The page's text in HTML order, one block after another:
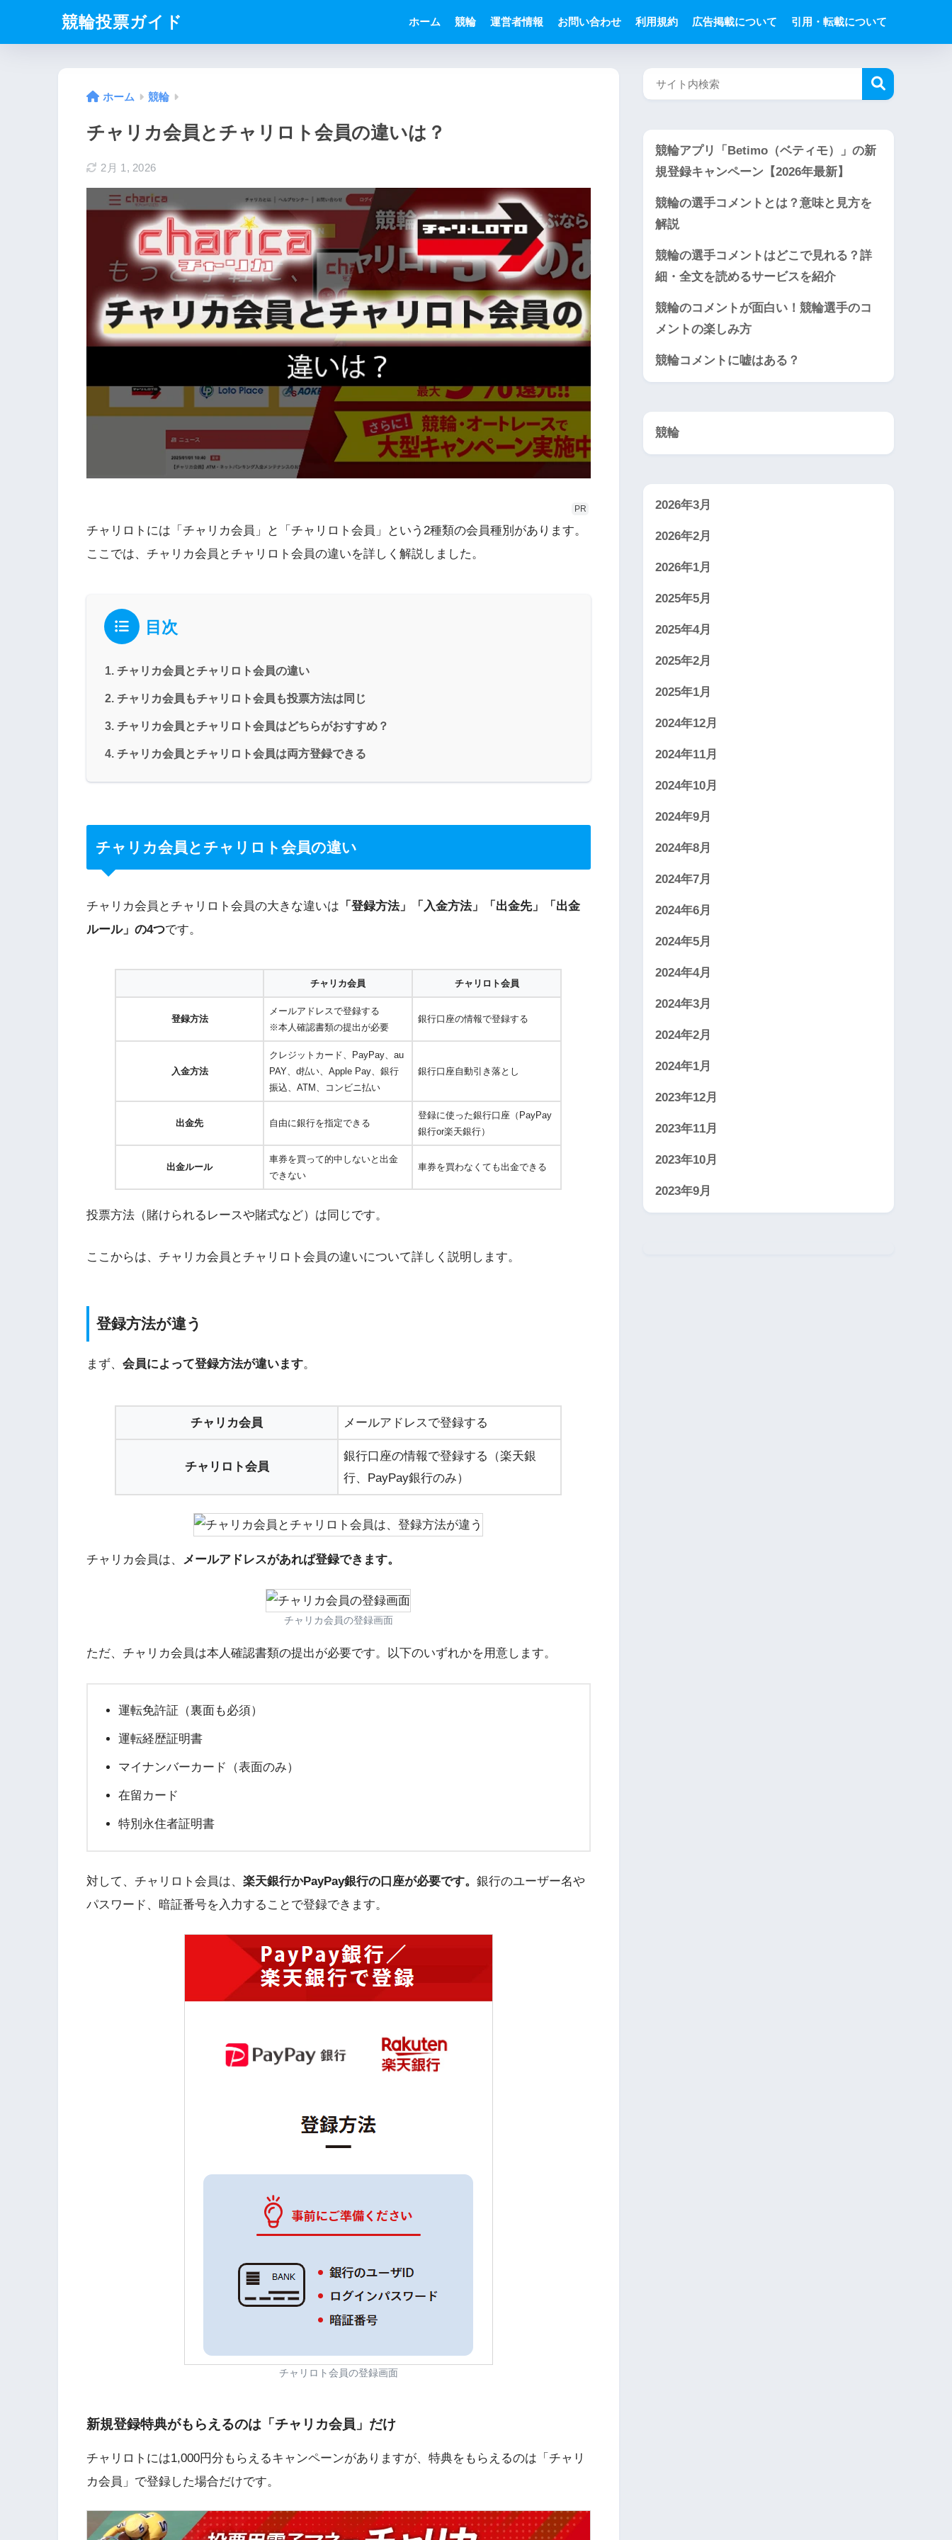
競輪投票ガイド ホーム 競輪 運営者情報 お問い合わせ 利用規約 広告掲載について 引用・転載について
ホーム 競輪
チャリカ会員とチャリロト会員の違いは？
2月 1, 2026
PR
チャリロトには「チャリカ会員」と「チャリロト会員」という2種類の会員種別があります。
ここでは、チャリカ会員とチャリロト会員の違いを詳しく解説しました。
目次
チャリカ会員とチャリロト会員の違い
チャリカ会員もチャリロト会員も投票方法は同じ
チャリカ会員とチャリロト会員はどちらがおすすめ？
チャリカ会員とチャリロト会員は両方登録できる
チャリカ会員とチャリロト会員の違い
チャリカ会員とチャリロト会員の大きな違いは 「登録方法」「入金方法」「出金先」「出金
ルール」の4つです。
チャリカ会員 チャリロト会員
登録方法
メールアドレスで登録する
※本人確認書類の提出が必要
銀行口座の情報で登録する
入金方法
クレジットカード、PayPay、au
PAY、d払い、Apple Pay、銀行
振込、ATM、コンビニ払い
銀行口座自動引き落とし
出金先 自由に銀行を指定できる
登録に使った銀行口座（PayPay
銀行or楽天銀行）
出金ルール
車券を買って的中しないと出金
できない
車券を買わなくても出金できる
投票方法（賭けられるレースや賭式など）は同じです。
ここからは、チャリカ会員とチャリロト会員の違いについて詳しく説明します。
登録方法が違う
まず、 会員によって登録方法が違います。
チャリカ会員 メールアドレスで登録する
チャリロト会員
銀行口座の情報で登録する（楽天銀
行、PayPay銀行のみ）
チャリカ会員は、 メールアドレスがあれば登録できます。
チャリカ会員の登録画面
ただ、チャリカ会員は本人確認書類の提出が必要です。以下のいずれかを用意します。
運転免許証（裏面も必須）
運転経歴証明書
マイナンバーカード（表面のみ）
在留カード
特別永住者証明書
対して、チャリロト会員は、 楽天銀行かPayPay銀行の口座が必要です。 銀行のユーザー名や
パスワード、暗証番号を入力することで登録できます。
チャリロト会員の登録画面
新規登録特典がもらえるのは「チャリカ会員」だけ
チャリロトには1,000円分もらえるキャンペーンがありますが、特典をもらえるのは「チャリ
カ会員」で登録した場合だけです。
競輪アプリ「Betimo（ベティモ）」の新
規登録キャンペーン【2026年最新】
競輪の選手コメントとは？意味と見方を
解説
競輪の選手コメントはどこで見れる？詳
細・全文を読めるサービスを紹介
競輪のコメントが面白い！競輪選手のコ
メントの楽しみ方
競輪コメントに嘘はある？
競輪
2026年3月
2026年2月
2026年1月
2025年5月
2025年4月
2025年2月
2025年1月
2024年12月
2024年11月
2024年10月
2024年9月
2024年8月
2024年7月
2024年6月
2024年5月
2024年4月
2024年3月
2024年2月
2024年1月
2023年12月
2023年11月
2023年10月
2023年9月